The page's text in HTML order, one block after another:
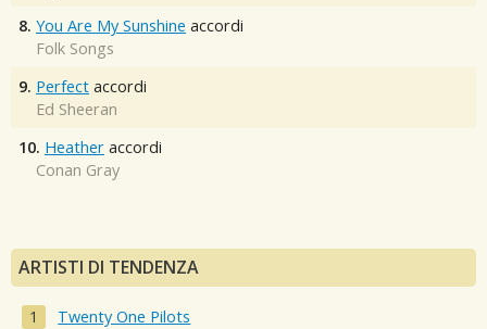
8. You Are My Sunshine accordi
Folk Songs
9. Perfect accordi
Ed Sheeran
10. Heather accordi
Conan Gray
ARTISTI DI TENDENZA
Twenty One Pilots